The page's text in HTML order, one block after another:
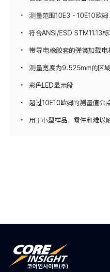
测量范围10E3 - 10E10欧姆
符合ANSI/ESD STM11.13
带导电橡胶套的弹簧加载电
测量宽度为9.525mm的区域
彩色LED显示段
超过10E10欧姆的测量值会
用于小型样品、零件和难以